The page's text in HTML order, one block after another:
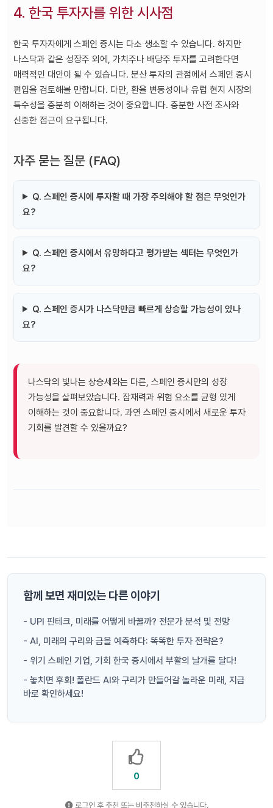
4. 한국 투자자를 위한 시사점
한국 투자자에게 스페인 증시는 다소 생소할 수 있습니다. 하지만
나스닥과 같은 성장주 외에, 가치주나 배당주 투자를 고려한다면
매력적인 대안이 될 수 있습니다. 분산 투자의 관점에서 스페인 증시
편입을 검토해볼 만합니다. 다만, 환율 변동성이나 유럽 현지 시장의
특수성을 충분히 이해하는 것이 중요합니다. 충분한 사전 조사와
신중한 접근이 요구됩니다.
자주 묻는 질문 (FAQ)
Q. 스페인 증시에 투자할 때 가장 주의해야 할 점은 무엇인가
요?
Q. 스페인 증시에서 유망하다고 평가받는 섹터는 무엇인가
요?
Q. 스페인 증시가 나스닥만큼 빠르게 상승할 가능성이 있나
요?
나스닥의 빛나는 상승세와는 다른, 스페인 증시만의 성장
가능성을 살펴보았습니다. 잠재력과 위험 요소를 균형 있게
이해하는 것이 중요합니다. 과연 스페인 증시에서 새로운 투자
기회를 발견할 수 있을까요?
함께 보면 재미있는 다른 이야기
- UPI 핀테크, 미래를 어떻게 바꿀까? 전문가 분석 및 전망
- AI, 미래의 구리와 금을 예측하다: 똑똑한 투자 전략은?
- 위기 스페인 기업, 기회 한국 증시에서 부활의 날개를 달다!
- 놓치면 후회! 폴란드 AI와 구리가 만들어갈 놀라운 미래, 지금
바로 확인하세요!
0
로그인 후 추천 또는 비추천하실 수 있습니다.